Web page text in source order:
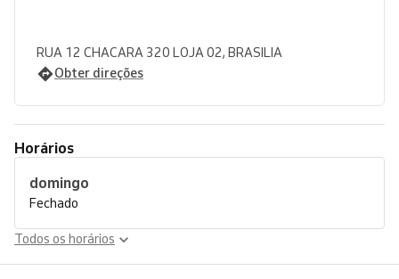
RUA 12 CHACARA 320 LOJA 02, BRASILIA
Obter direções
Horários
domingo
Fechado
Todos os horários